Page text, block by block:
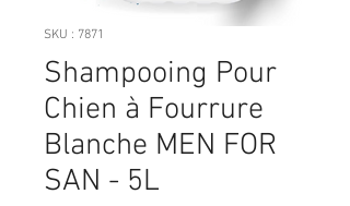
SKU : 7871
Shampooing Pour
Chien à Fourrure
Blanche MEN FOR
SAN - 5L